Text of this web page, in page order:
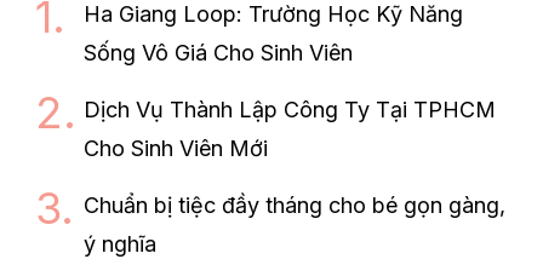
Ha Giang Loop: Trường Học Kỹ Năng
Sống Vô Giá Cho Sinh Viên
Dịch Vụ Thành Lập Công Ty Tại TPHCM
Cho Sinh Viên Mới
Chuẩn bị tiệc đầy tháng cho bé gọn gàng,
ý nghĩa